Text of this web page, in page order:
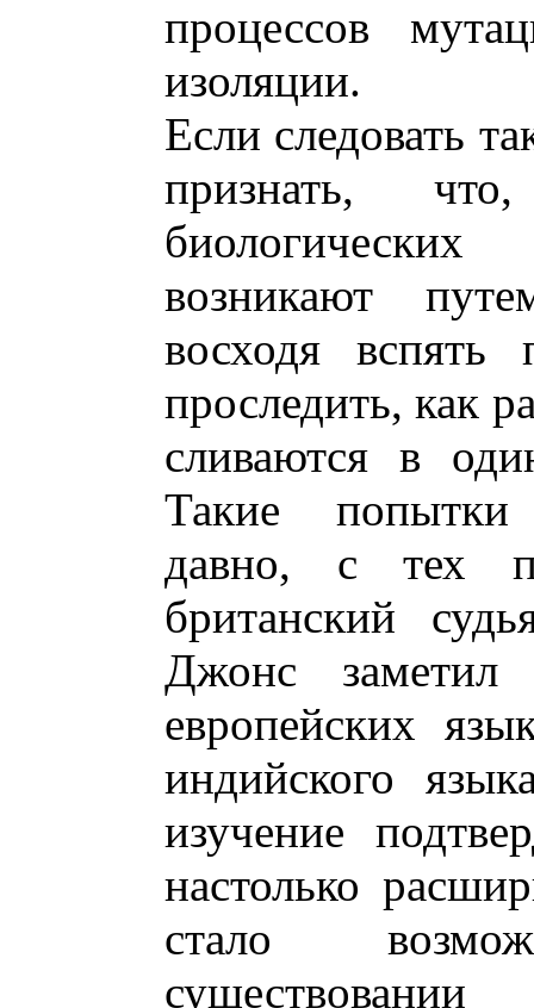
процессов
изоляции.
Если следовать
признать,
возникают
восходя
проследить, как
сливаются в
Такие
давно, с тех
британский
Джонс
европейских
индийского
изучение
настолько
стало